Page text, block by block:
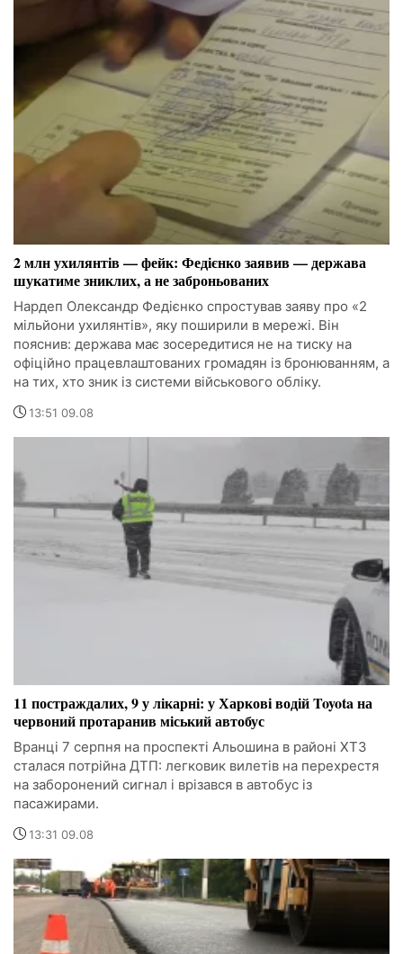
2 млн ухилянтів — фейк: Федієнко заявив — держава
шукатиме зниклих, а не заброньованих
Нардеп Олександр Федієнко спростував заяву про «2
мільйони ухилянтів», яку поширили в мережі. Він
пояснив: держава має зосередитися не на тиску на
офіційно працевлаштованих громадян із бронюванням, а
на тих, хто зник із системи військового обліку.
13:51 09.08
11 постраждалих, 9 у лікарні: у Харкові водій Toyota на
червоний протаранив міський автобус
Вранці 7 серпня на проспекті Альошина в районі ХТЗ
сталася потрійна ДТП: легковик вилетів на перехрестя
на заборонений сигнал і врізався в автобус із
пасажирами.
13:31 09.08